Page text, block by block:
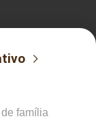
família